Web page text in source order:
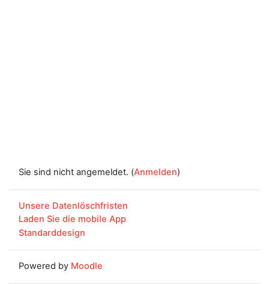
Sie sind nicht angemeldet. (Anmelden)
Unsere Datenlöschfristen
Laden Sie die mobile App
Standarddesign
Powered by Moodle